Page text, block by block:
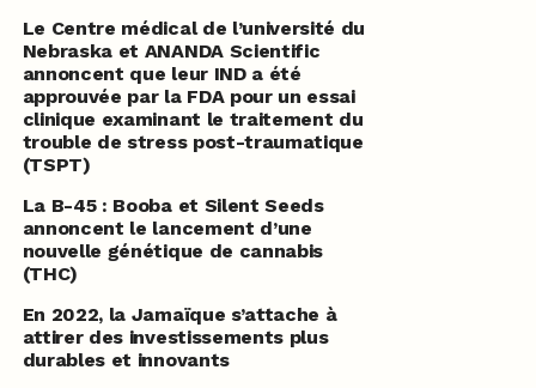
Le Centre médical de l’université du
Nebraska et ANANDA Scientific
annoncent que leur IND a été
approuvée par la FDA pour un essai
clinique examinant le traitement du
trouble de stress post-traumatique
(TSPT)
La B-45 : Booba et Silent Seeds
annoncent le lancement d’une
nouvelle génétique de cannabis
(THC)
En 2022, la Jamaïque s’attache à
attirer des investissements plus
durables et innovants